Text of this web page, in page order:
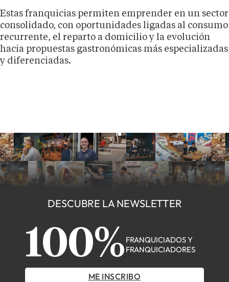
Estas franquicias permiten emprender en un sector
consolidado, con oportunidades ligadas al consumo
recurrente, el reparto a domicilio y la evolución
hacia propuestas gastronómicas más especializadas
y diferenciadas.
DESCUBRE LA NEWSLETTER
100% FRANQUICIADOS Y
FRANQUICIADORES
ME INSCRIBO